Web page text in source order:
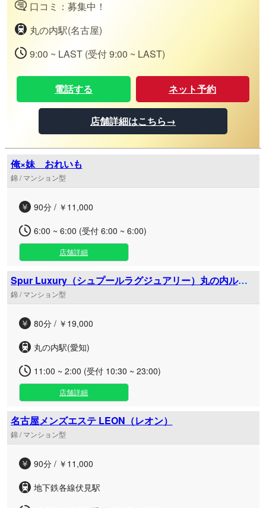
口コミ：募集中！
丸の内駅(名古屋)
9:00 ~ LAST (受付 9:00 ~ LAST)
電話する ネット予約
店舗詳細はこちら→
俺×妹 おれいも
錦 / マンション型
90分 / ￥11,000
6:00 ~ 6:00 (受付 6:00 ~ 6:00)
店舗詳細
Spur Luxury（シュプールラグジュアリー）丸の内ルー
ム
錦 / マンション型
80分 / ￥19,000
丸の内駅(愛知)
11:00 ~ 2:00 (受付 10:30 ~ 23:00)
店舗詳細
名古屋メンズエステ LEON（レオン）
錦 / マンション型
90分 / ￥11,000
地下鉄各線伏見駅